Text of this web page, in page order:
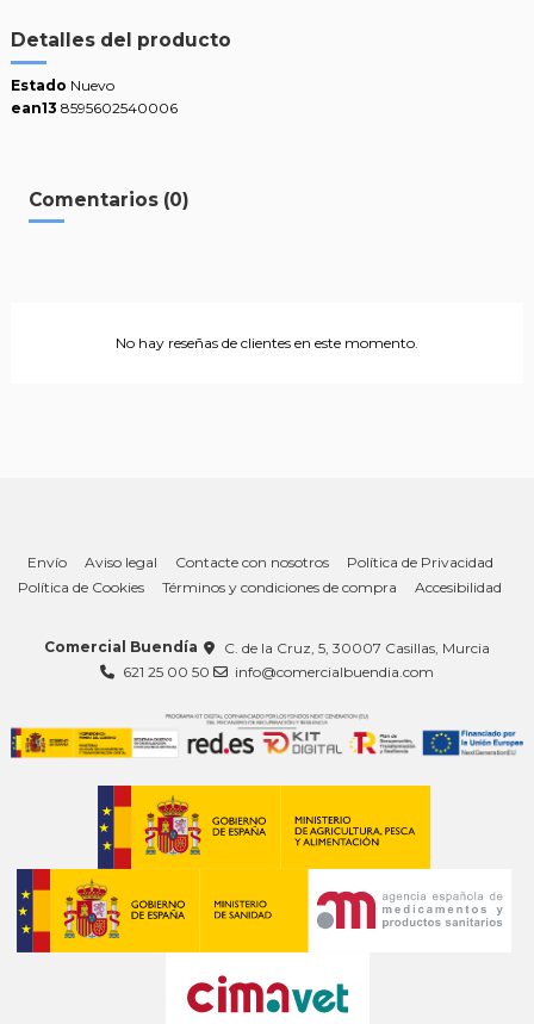
Detalles del producto
Estado Nuevo
ean13 8595602540006
Comentarios (0)
No hay reseñas de clientes en este momento.
Envío Aviso legal Contacte con nosotros
Política de Privacidad
Política de Cookies
Términos y condiciones de compra Accesibilidad
Comercial Buendía
C. de la Cruz, 5, 30007 Casillas, Murcia
621 25 00 50
info@comercialbuendia.com